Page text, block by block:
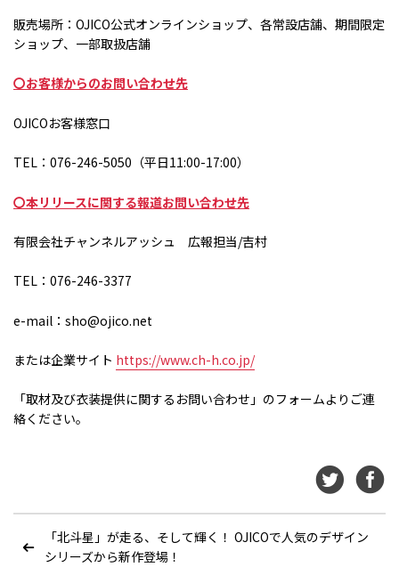
販売場所： OJICO公式オンラインショップ、各常設店舗、期間限定
ショップ、一部取扱店舗
〇お客様からのお問い合わせ先
OJICOお客様窓口
TEL： 076-246-5050 （平日11:00-17:00）
〇本リリースに関する報道お問い合わせ先
有限会社チャンネルアッシュ 広報担当/吉村
TEL：076-246-3377
e-mail：sho@ojico.net
または企業サイト https://www.ch-h.co.jp/
「取材及び衣装提供に関するお問い合わせ」のフォームよりご連
絡ください。
「北斗星」が走る、そして輝く！ OJICOで人気のデザイン
シリーズから新作登場！